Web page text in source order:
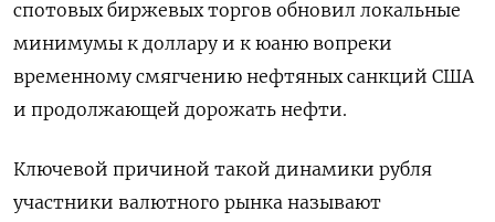
спотовых биржевых торгов обновил локальные
минимумы к доллару и к юаню вопреки
временному смягчению нефтяных санкций США
и продолжающей дорожать нефти.
Ключевой причиной такой динамики рубля
участники валютного рынка называют